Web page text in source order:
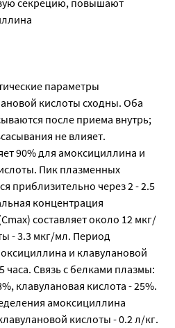
секрецию, повышают
параметры
кислоты сходны. Оба
после приема внутрь;
не влияет.
90% для амоксициллина и
Пик плазменных
приблизительно через 2 - 2.5
концентрация
составляет около 12 мкг/
- 3.3 мкг/мл. Период
и клавулановой
часа. Связь с белками плазмы:
клавулановая кислота - 25%.
амоксициллина
кислоты - 0.2 л/кг.